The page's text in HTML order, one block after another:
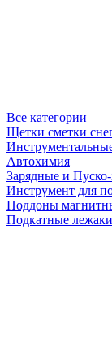
Все категории
Щетки сметки
Автохимия
Зарядные и Пуско-
Инструмент для
Поддоны
Подкатные